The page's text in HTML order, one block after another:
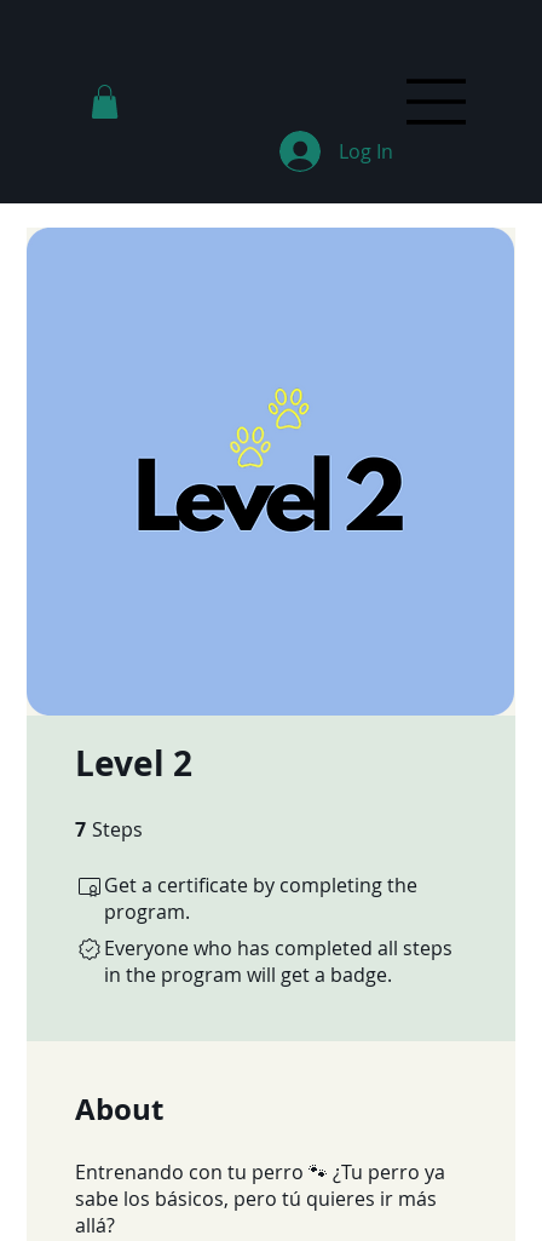
Log In
Level 2
7 Steps
Get a certificate by completing the
program.
Everyone who has completed all steps
in the program will get a badge.
About
Entrenando con tu perro 🐾 ¿Tu perro ya
sabe los básicos, pero tú quieres ir más
allá?